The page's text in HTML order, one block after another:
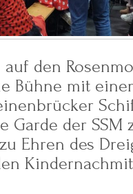
den
Bühne mit
Garde der SSM
Ehren des